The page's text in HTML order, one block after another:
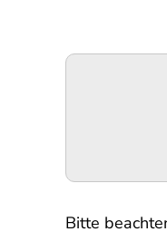
Podigee-
Bitte